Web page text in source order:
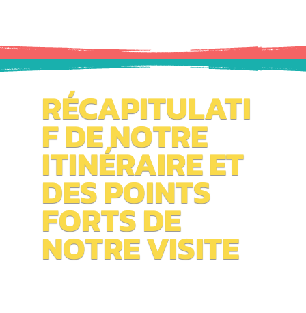
RÉCAPITULATI
F DE NOTRE
ITINÉRAIRE ET
DES POINTS
FORTS DE
NOTRE VISITE